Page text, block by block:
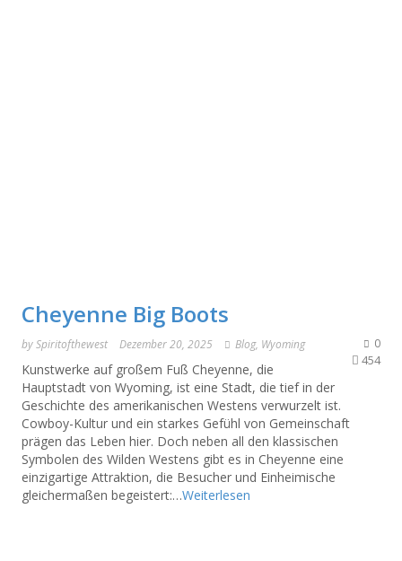
Cheyenne Big Boots
bySpiritofthewest Dezember 20, 2025 Blog, Wyoming 0
454
Kunstwerke auf großem Fuß Cheyenne, die
Hauptstadt von Wyoming, ist eine Stadt, die tief in der
Geschichte des amerikanischen Westens verwurzelt ist.
Cowboy-Kultur und ein starkes Gefühl von Gemeinschaft
prägen das Leben hier. Doch neben all den klassischen
Symbolen des Wilden Westens gibt es in Cheyenne eine
einzigartige Attraktion, die Besucher und Einheimische
gleichermaßen begeistert:…Weiterlesen